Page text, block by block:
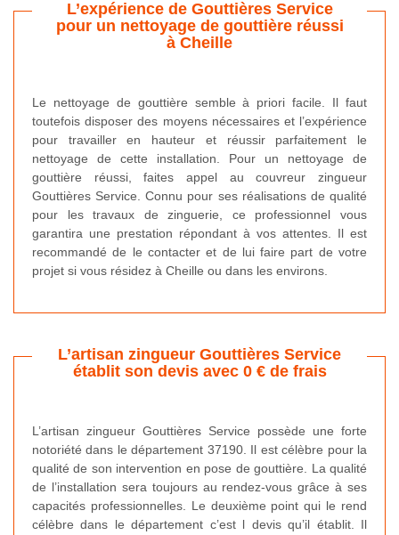
L’expérience de Gouttières Service
pour un nettoyage de gouttière réussi
à Cheille
Le nettoyage de gouttière semble à priori facile. Il faut
toutefois disposer des moyens nécessaires et l’expérience
pour travailler en hauteur et réussir parfaitement le
nettoyage de cette installation. Pour un nettoyage de
gouttière réussi, faites appel au couvreur zingueur
Gouttières Service. Connu pour ses réalisations de qualité
pour les travaux de zinguerie, ce professionnel vous
garantira une prestation répondant à vos attentes. Il est
recommandé de le contacter et de lui faire part de votre
projet si vous résidez à Cheille ou dans les environs.
L’artisan zingueur Gouttières Service
établit son devis avec 0 € de frais
L’artisan zingueur Gouttières Service possède une forte
notoriété dans le département 37190. Il est célèbre pour la
qualité de son intervention en pose de gouttière. La qualité
de l’installation sera toujours au rendez-vous grâce à ses
capacités professionnelles. Le deuxième point qui le rend
célèbre dans le département c’est l devis qu’il établit. Il